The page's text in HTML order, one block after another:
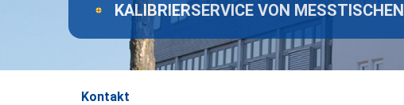
KALIBRIERSERVICE VON MESSTISCHEN
Kontakt